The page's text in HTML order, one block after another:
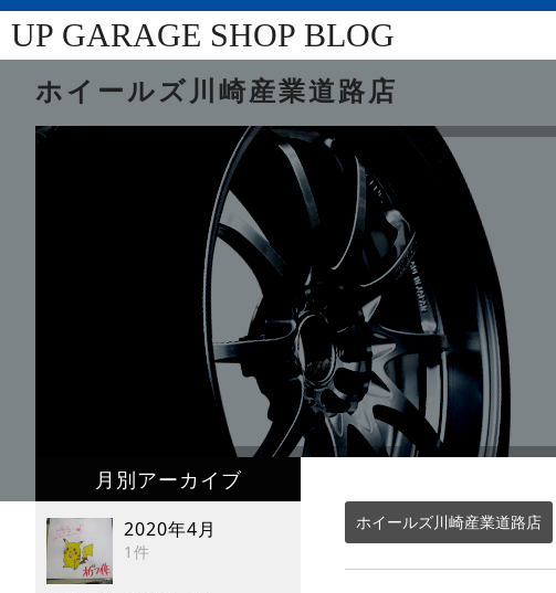
UP GARAGE SHOP BLOG
ホイールズ川崎産業道路店
月別アーカイブ
2020年4月
1件
ホイールズ川崎産業道路店